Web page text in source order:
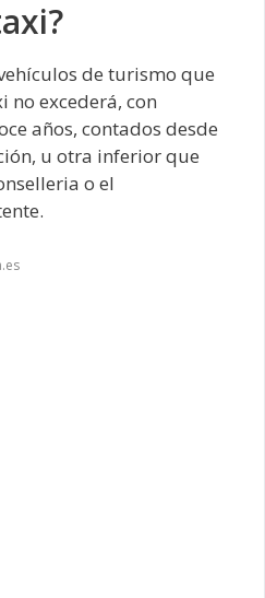
de turismo que
no excederá, con
años, contados desde
u otra inferior que
o el